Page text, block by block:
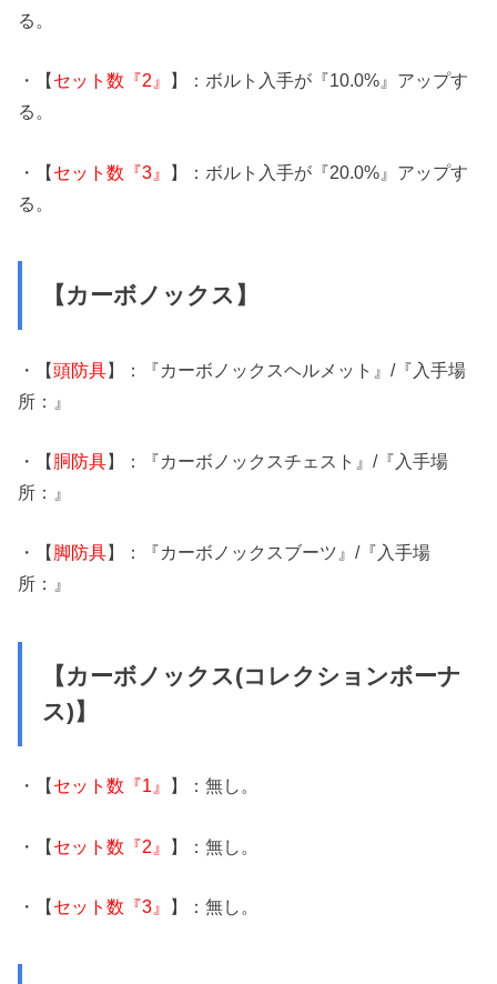
る。
・【セット数『2』 】：ボルト入手が『10.0%』アップす
る。
・【セット数『3』 】：ボルト入手が『20.0%』アップす
る。
【カーボノックス】
・【頭防具】：『カーボノックスヘルメット』/『入手場
所：』
・【胴防具】：『カーボノックスチェスト』/『入手場
所：』
・【脚防具】：『カーボノックスブーツ』/『入手場
所：』
【カーボノックス(コレクションボーナ
ス)】
・【セット数『1』 】：無し。
・【セット数『2』 】：無し。
・【セット数『3』 】：無し。